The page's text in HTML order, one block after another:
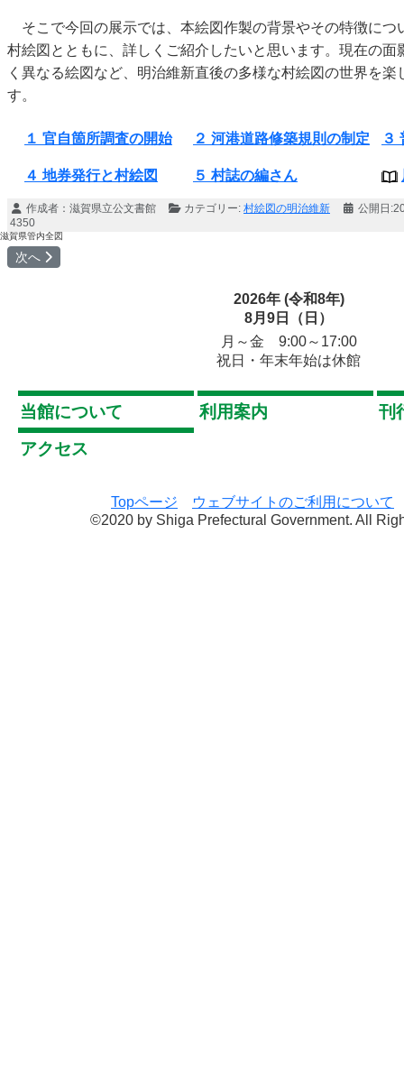
滋賀県管内全図
そこで今回の展示では、本絵図作製の背景やその特徴につ
村絵図とともに、詳しくご紹介したいと思います。現在の面
く異なる絵図など、明治維新直後の多様な村絵図の世界を楽
す。
１ 官自箇所調査の開始 ２ 河港道路修築規則の制定 ３
４ 地券発行と村絵図 ５ 村誌の編さん
作成者： 滋賀県立公文書館 カテゴリー: 村絵図の明治維新
公開日
4350
次の記事へ: １ 官自箇所調査の開始
次へ
2026年 (令和8年)
8月9日（日）
月～金 9:00～17:00
祝日・年末年始は休館
当館について 利用案内
刊
アクセス
Topページ
ウェブサイトのご利用について
©2020 by Shiga Prefectural Government. All